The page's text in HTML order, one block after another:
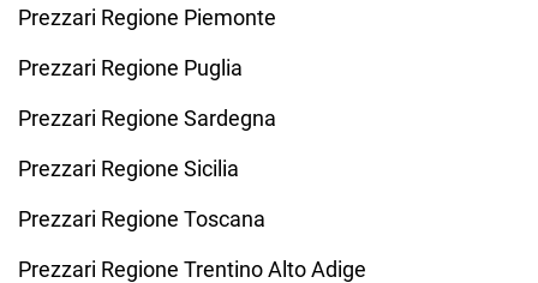
Prezzari Regione Piemonte
Prezzari Regione Puglia
Prezzari Regione Sardegna
Prezzari Regione Sicilia
Prezzari Regione Toscana
Prezzari Regione Trentino Alto Adige